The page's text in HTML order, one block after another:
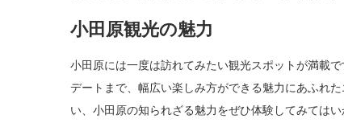
小田原観光の魅力
小田原には一度は訪れてみたい観光スポットが満載
デートまで、幅広い楽しみ方ができる魅力にあふれ
い、小田原の知られざる魅力をぜひ体験してみてはい